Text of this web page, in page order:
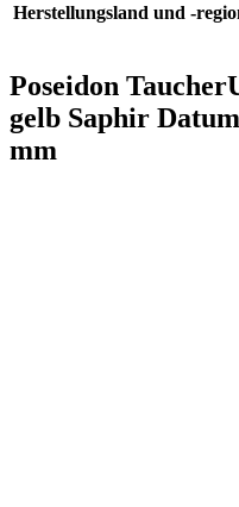
Herstellungsland und -
Poseidon
gelb Saphir
mm